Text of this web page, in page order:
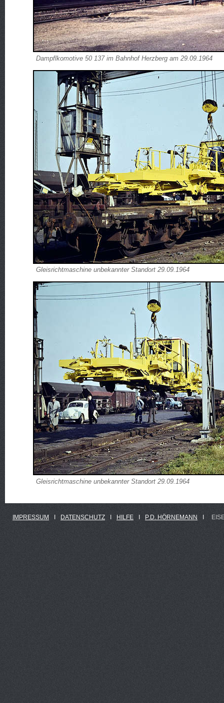
Dampflkomotive 50 137 im Bahnhof Herzberg am 29.09.1964
Gleisrichtmaschine unbekannter Standort 29.09.1964
Gleisrichtmaschine unbekannter Standort 29.09.1964
IMPRESSUM DATENSCHUTZ HILFE P.D. HÖRNEMANN